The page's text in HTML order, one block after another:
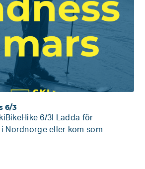
6/3
6/3! Ladda för
Nordnorge eller kom som